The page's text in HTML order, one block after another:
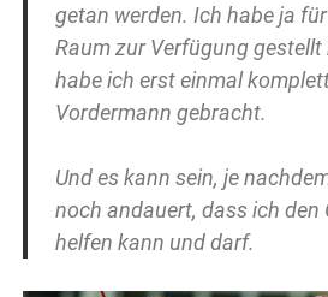
getan werden. Ich habe ja
Raum zur Verfügung gestellt
habe ich erst einmal
Vordermann gebracht.
Und es kann sein, je
noch andauert, dass ich den
helfen kann und darf.